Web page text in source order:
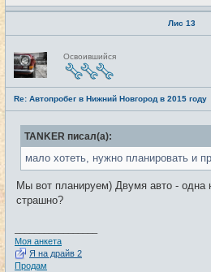
Лис 13
Н
е
в
с
е
т
и
Освоившийся
Re: Автопробег в Нижний Новгород в 2015 году
TANKER писал(а):
мало хотеть, нужно планировать и
Мы вот планируем) Двумя авто - одна
страшно?
Моя анкета
Я на драйв 2
Продам